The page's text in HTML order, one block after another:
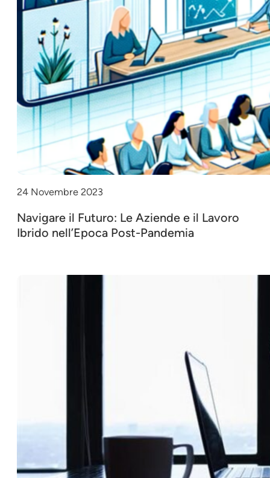
24 Novembre 2023
Navigare il Futuro: Le Aziende e il Lavoro
Ibrido nell’Epoca Post-Pandemia